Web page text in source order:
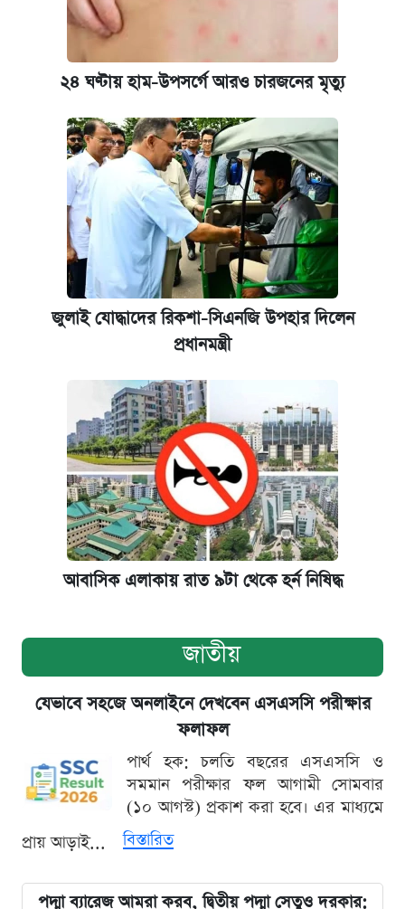
২৪ ঘণ্টায় হাম-উপসর্গে আরও চারজনের মৃত্যু
জুলাই যোদ্ধাদের রিকশা-সিএনজি উপহার দিলেন
প্রধানমন্ত্রী
আবাসিক এলাকায় রাত ৯টা থেকে হর্ন নিষিদ্ধ
জাতীয়
যেভাবে সহজে অনলাইনে দেখবেন এসএসসি পরীক্ষার
ফলাফল
পার্থ হক: চলতি বছরের এসএসসি ও
সমমান পরীক্ষার ফল আগামী সোমবার
(১০ আগস্ট) প্রকাশ করা হবে। এর মাধ্যমে
প্রায় আড়াই...
বিস্তারিত
পদ্মা ব্যারেজ আমরা করব, দ্বিতীয় পদ্মা সেতুও দরকার: